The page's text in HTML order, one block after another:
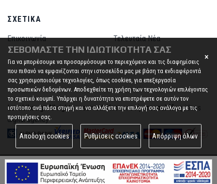
ΣΧΕΤΙΚΆ
Επικοινωνία Τελευταία Νέα
Lovebikes.gr All rights reserved. Κατασκευή ιστοσελίδαςidees
digital agency
ΣΕΒΌΜΑΣΤΕ ΤΗΝ ΙΔΙΩΤΙΚΌΤΗΤΆ ΣΑΣ
Για να μπορέσουμε να προσαρμόσουμε το περιεχόμενο και τις διαφημίσεις
που πιθανό να εμφανίζονται στην ιστοσελίδα μας με βάση τα ενδιαφέροντά
σας χρησιμοποιούμε τεχνολογίες, όπως cookies, για επεξεργασία
προσωπικών δεδομένων. Αποδεχθείτε τη χρήση των τεχνολογιών επιλέγοντας
το σχετικό κουμπί. Υπάρχει η δυνατότητα να επιστρέψετε σε αυτόν τον
ιστότοπο ανά πάσα στιγμή και να αλλάξετε την επιλογή σας ανάλογα με τις
προτιμήσεις σας.
Αποδοχή cookies Ρυθμίσεις cookies Απόρριψη όλων